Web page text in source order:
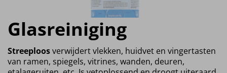
Glasreiniging
Streeploosverwijdert vlekken, huidvet en vingertasten
van ramen, spiegels, vitrines, wanden, deuren,